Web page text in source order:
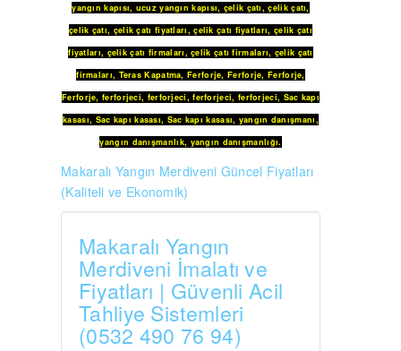
yangın kapısı, ucuz yangın kapısı, çelik çatı,çelik çatı,
çelik çatı, çelik çatı fiyatları,çelik çatı fiyatları, çelik çatı
fiyatları, çelik çatı firmaları,çelik çatı firmaları, çelik çatı
firmaları, Teras Kapatma,Ferforje,Ferforje,Ferforje,
Ferforje,ferforjeci, ferforjeci,ferforjeci, ferforjeci, Sac kapı
kasası, Sac kapı kasası, Sac kapı kasası, yangın danışmanı,
yangın danışmanlık, yangın danışmanlığı.
Makaralı Yangın Merdiveni Güncel Fiyatları
(Kaliteli ve Ekonomik)
Makaralı Yangın
Merdiveni İmalatı ve
Fiyatları | Güvenli Acil
Tahliye Sistemleri
(0532 490 76 94)